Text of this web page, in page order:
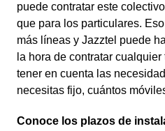
puede contratar este
que para los particulares.
más líneas y Jazztel puede
la hora de contratar
tener en cuenta las
necesitas fijo, cuántos
Conoce los plazos de